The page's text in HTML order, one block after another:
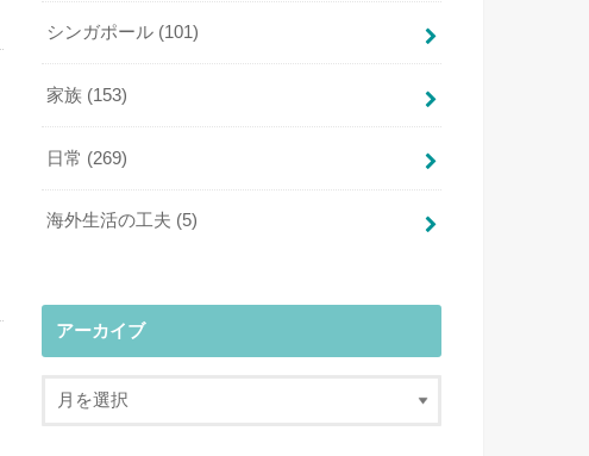
シンガポール (101)
家族 (153)
日常 (269)
海外生活の工夫 (5)
アーカイブ